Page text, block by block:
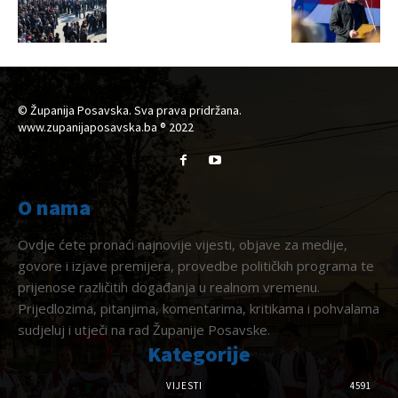
© Županija Posavska. Sva prava pridržana.
www.zupanijaposavska.ba ® 2022
O nama
Ovdje ćete pronaći najnovije vijesti, objave za medije,
govore i izjave premijera, provedbe političkih programa te
prijenose različitih događanja u realnom vremenu.
Prijedlozima, pitanjima, komentarima, kritikama i pohvalama
sudjeluj i utječi na rad Županije Posavske.
Kategorije
VIJESTI 4591